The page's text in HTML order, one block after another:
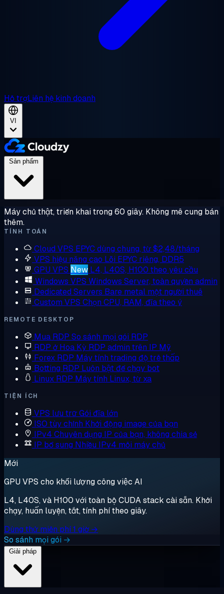
Hỗ trợLiên hệ kinh doanh
VI
Máy chủ thật, triển khai trong 60 giây. Không mê cung bán
thêm.
TÍNH TOÁN
Cloud VPS EPYC dùng chung, từ $2,48/tháng
VPS hiệu năng cao Lõi EPYC riêng, DDR5
GPU VPS New L4, L40S, H100 theo yêu cầu
Windows VPS Windows Server, toàn quyền admin
Dedicated Servers Bare metal một người thuê
Custom VPS Chọn CPU, RAM, đĩa theo ý
REMOTE DESKTOP
Mua RDP So sánh mọi gói RDP
RDP ở Hoa Kỳ RDP admin trên IP Mỹ
Forex RDP Máy tính trading độ trễ thấp
Botting RDP Luôn bật để chạy bot
Linux RDP Máy tính Linux, từ xa
TIỆN ÍCH
VPS lưu trữGói đĩa lớn
ISO tùy chỉnh Khởi động image của bạn
IPv4 Chuyên dụng IP của bạn, không chia sẻ
IP bổ sung Nhiều IPv4 mỗi máy chủ
Mới
GPU VPS cho khối lượng công việc AI
L4, L40S, và H100 với toàn bộ CUDA stack cài sẵn. Khởi
chạy, huấn luyện, tắt, tính phí theo giây.
Dùng thử miễn phí 1 giờ →
So sánh mọi gói →